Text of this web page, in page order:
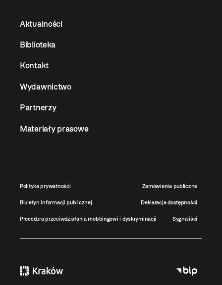
Aktualności
Biblioteka
Kontakt
Wydawnictwo
Partnerzy
Materiały prasowe
Polityka prywatności Zamówienia publiczne
Biuletyn informacji publicznej Deklaracja dostępności
Procedura przeciwdziałania mobbingowi i dyskryminacji Sygnaliści